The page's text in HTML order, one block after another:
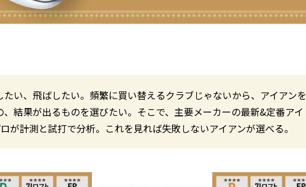
い、飛ばしたい。頻繁に買い替えるクラブじゃないから、アイアンを
結果が出るものを選びたい。そこで、主要メーカーの最新&定番アイ
が計測と試打で分析。これを見れば失敗しないアイアンが選べる。